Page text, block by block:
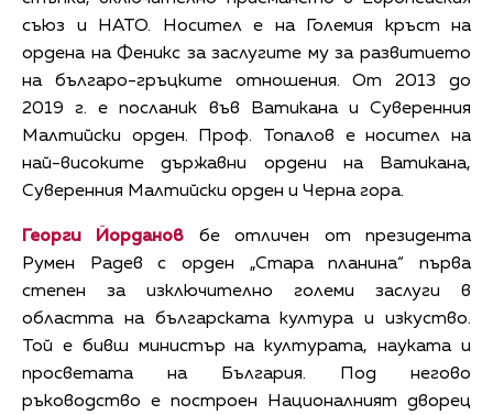
съюз и НАТО. Носител е на Големия кръст на
ордена на Феникс за заслугите му за развитието
на българо-гръцките отношения. От 2013 до
2019 г. е посланик във Ватикана и Суверенния
Малтийски орден. Проф. Топалов е носител на
най-високите държавни ордени на Ватикана,
Суверенния Малтийски орден и Черна гора.
Георги Йорданов бе отличен от президента
Румен Радев с орден „Стара планина“ първа
степен за изключително големи заслуги в
областта на българската култура и изкуство.
Той е бивш министър на културата, науката и
просветата на България. Под негово
ръководство е построен Националният дворец